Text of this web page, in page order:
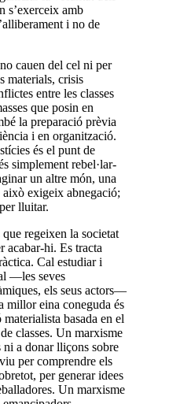
s’exerceix amb
i no de
cauen del cel ni per
materials, crisis
entre les classes
que posin en
la preparació prèvia
i en organització.
és el punt de
simplement rebel·lar-
un altre món, una
exigeix abnegació;
lluitar.
regeixen la societat
acabar-hi. Es tracta
Cal estudiar i
—les seves
els seus actors—
millor eina coneguda és
basada en el
classes. Un marxisme
a donar lliçons sobre
per comprendre els
per generar idees
Un marxisme